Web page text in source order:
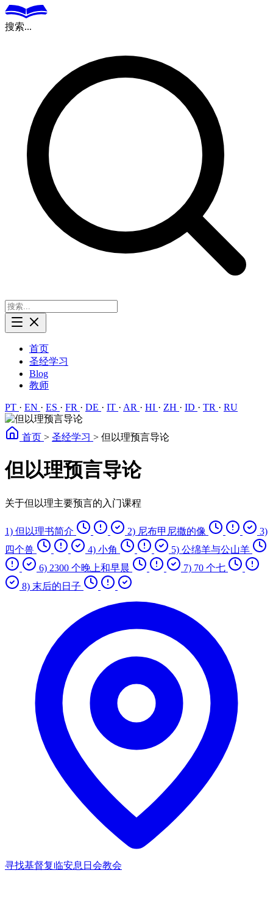
搜索...
首页
圣经学习
Blog
教师
PT · EN · ES · FR · DE · IT · AR · HI · ZH · ID · TR · RU
首页 > 圣经学习 > 但以理预言导论
但以理预言导论
关于但以理主要预言的入门课程
1) 但以理书简介 2) 尼布甲尼撒的像
3)
四个兽
4) 小角
5) 公绵羊与公山羊
6) 2300 个晚上和早晨
7) 70 个七
8) 末后的日子
寻找基督复临安息日会教会